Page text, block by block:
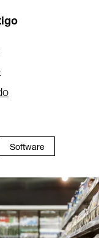
Software